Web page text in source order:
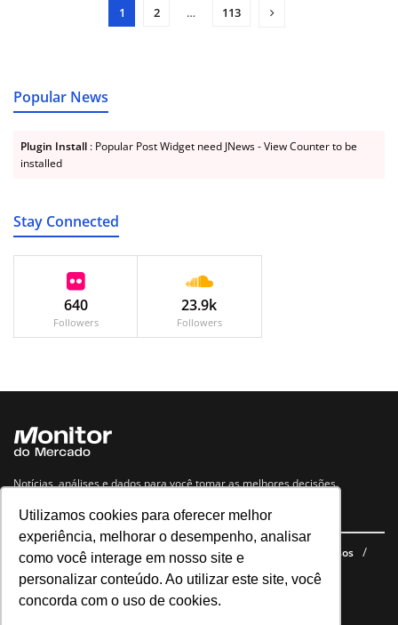
Utilizamos cookies para oferecer melhor
experiência, melhorar o desempenho, analisar
como você interage em nosso site e
personalizar conteúdo. Ao utilizar este site, você
concorda com o uso de cookies.
1 2 … 113
Popular News
Plugin Install : Popular Post Widget need JNews - View Counter to be
installed
Stay Connected
640
Followers
23.9k
Followers
Notícias, análises e dados para você tomar as melhores decisões.
Navegue no site
Últimas notícias Quem somos E-books gratuitos
Cursos
Política de privacidade